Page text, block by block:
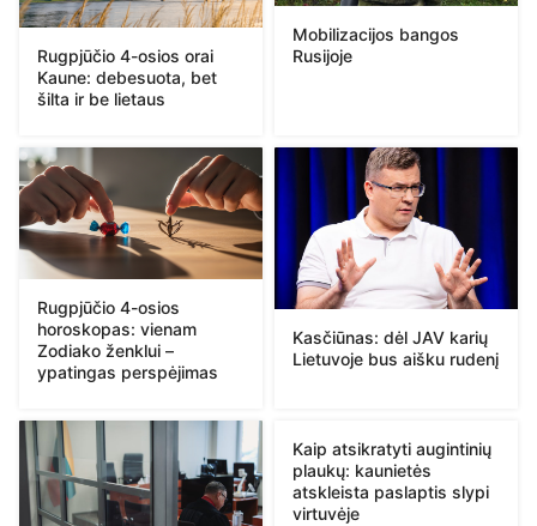
Rugpjūčio 4-osios orai
Kaune: debesuota, bet
šilta ir be lietaus
Mobilizacijos bangos
Rusijoje
Rugpjūčio 4-osios
horoskopas: vienam
Zodiako ženklui –
ypatingas perspėjimas
Kasčiūnas: dėl JAV karių
Lietuvoje bus aišku rudenį
Kaip atsikratyti augintinių
plaukų: kaunietės
atskleista paslaptis slypi
virtuvėje